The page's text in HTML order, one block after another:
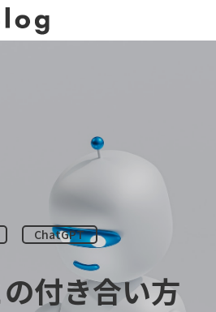
ChatGPT
付き合い方